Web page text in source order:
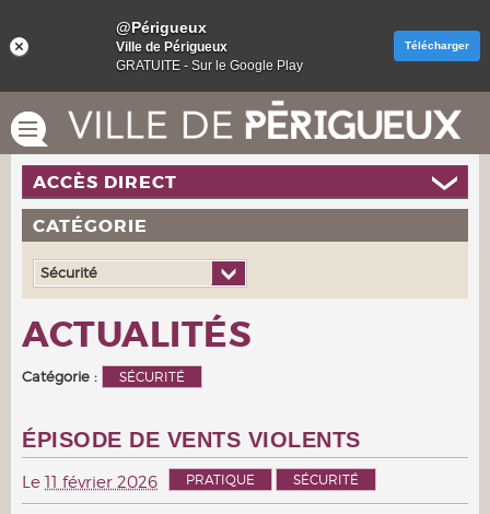
ACTUALITÉS
Catégorie : SÉCURITÉ
ÉPISODE DE VENTS VIOLENTS
Le 11 février 2026 PRATIQUE SÉCURITÉ
ACCÈS DIRECT
CATÉGORIE
Sécurité
@Périgueux
Ville de Périgueux
GRATUITE - Sur le Google Play
Télécharger